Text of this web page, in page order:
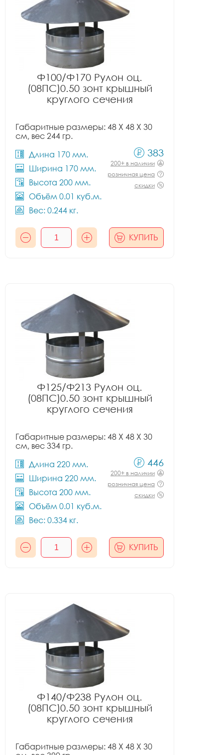
Ф100/Ф170 Рулон оц.
(08ПС)0.50 зонт крышный
круглого сечения
Габаритные размеры: 48 X 48 X 30
см, вес 244 гр.
Длина 170 мм.
Ширина 170 мм.
Высота 200 мм.
Объём 0.01 куб.м.
Вес: 0.244 кг.
383
200+ в наличии
розничная цена
скидки
КУПИТЬ
Ф125/Ф213 Рулон оц.
(08ПС)0.50 зонт крышный
круглого сечения
Габаритные размеры: 48 X 48 X 30
см, вес 334 гр.
Длина 220 мм.
Ширина 220 мм.
Высота 200 мм.
Объём 0.01 куб.м.
Вес: 0.334 кг.
446
200+ в наличии
розничная цена
скидки
КУПИТЬ
Ф140/Ф238 Рулон оц.
(08ПС)0.50 зонт крышный
круглого сечения
Габаритные размеры: 48 X 48 X 30